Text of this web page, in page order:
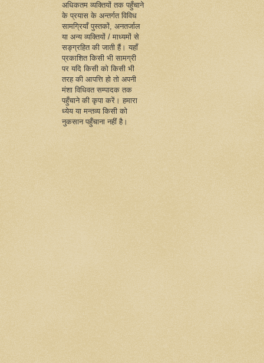
अधिकतम व्यक्तियों तक पहुँचाने
के प्रयास के अन्तर्गत विविध
सामग्रियाँ पुस्तकों, अनतर्जाल
या अन्य व्यक्तियों / माध्यमों से
सङ्ग्रहित की जाती हैं। यहाँ
प्रकाशित किसी भी सामग्री
पर यदि किसी को किसी भी
तरह की आपत्ति हो तो अपनी
मंशा विधिवत सम्पादक तक
पहुँचाने की कृपा करें। हमारा
ध्येय या मन्तव्य किसी को
नुकसान पहुँचाना नहीं है।